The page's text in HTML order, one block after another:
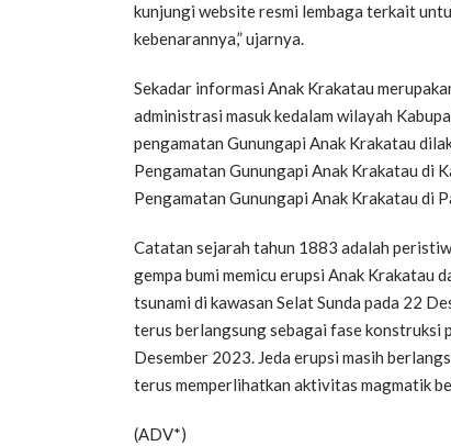
kunjungi website resmi lembaga terkait
kebenarannya,” ujarnya.
Sekadar informasi Anak Krakatau
administrasi masuk kedalam wilayah
pengamatan Gunungapi Anak Krakatau
Pengamatan Gunungapi Anak Krakatau di
Pengamatan Gunungapi Anak Krakatau di
Catatan sejarah tahun 1883 adalah
gempa bumi memicu erupsi Anak Krakatau
tsunami di kawasan Selat Sunda pada 22
terus berlangsung sebagai fase konstruksi
Desember 2023. Jeda erupsi masih
terus memperlihatkan aktivitas magmatik
(ADV*)